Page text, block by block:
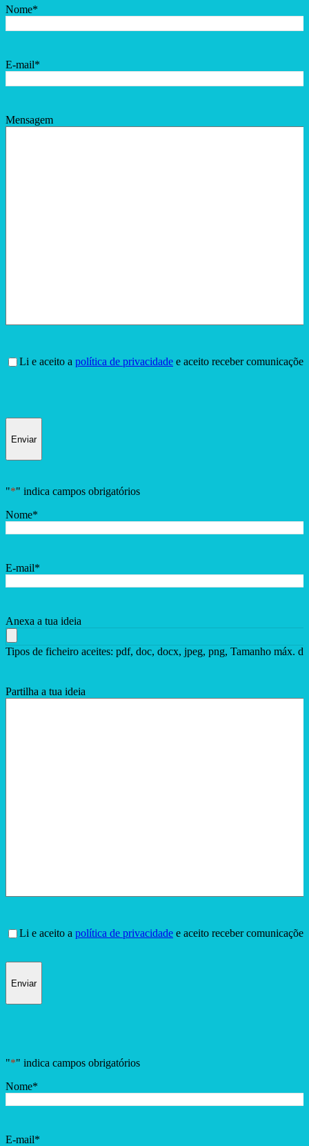
Nome*
E-mail*
Mensagem
Consentimento*
Li e aceito a política de privacidade e aceito receber
Enviar
"*" indica campos obrigatórios
Nome*
E-mail*
Anexa a tua ideia
Tipos de ficheiro aceites: pdf, doc, docx, jpeg, png, Tamanho máx.
Partilha a tua ideia
Consentimento
Li e aceito a política de privacidade e aceito receber
Enviar
"*" indica campos obrigatórios
Nome*
E-mail*